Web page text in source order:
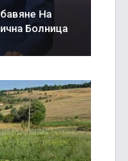
На
Болница